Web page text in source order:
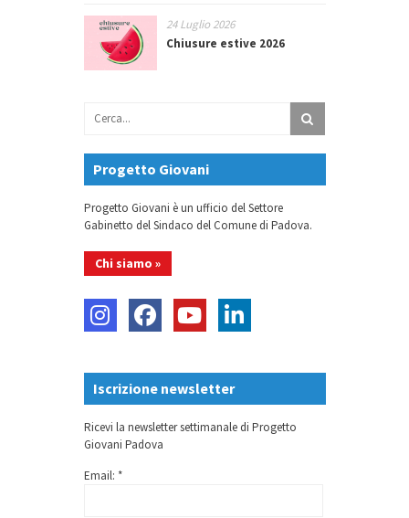
24 Luglio 2026
Chiusure estive 2026
Progetto Giovani
Progetto Giovani è un ufficio del Settore
Gabinetto del Sindaco del Comune di Padova.
Chi siamo »
Iscrizione newsletter
Ricevi la newsletter settimanale di Progetto
Giovani Padova
Email: *